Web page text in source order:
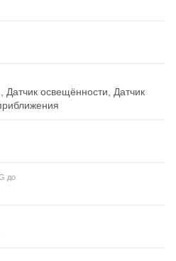
Датчик освещённости, Датчик
до